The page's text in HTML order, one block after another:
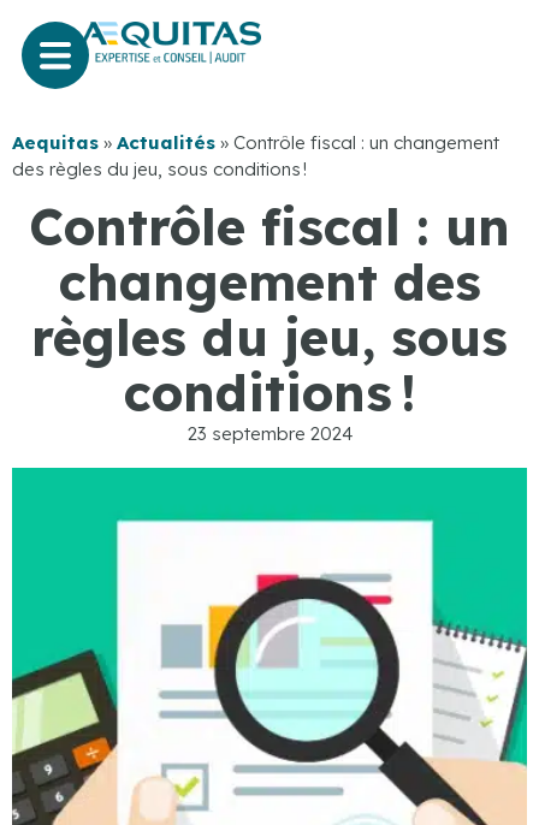
Aequitas » Actualités » Contrôle fiscal : un changement
des règles du jeu, sous conditions !
Contrôle fiscal : un
changement des
règles du jeu, sous
conditions !
23 septembre 2024